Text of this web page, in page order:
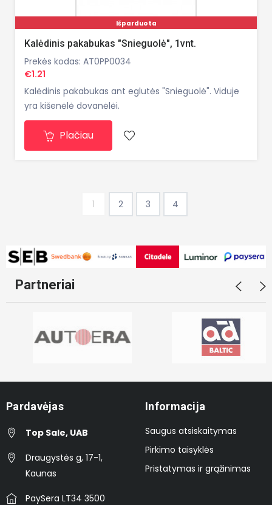
Išparduota
Kalėdinis pakabukas "Snieguolė", 1vnt.
Prekės kodas: AT0PP0034
€1.21
Kalėdinis pakabukas ant eglutės "Snieguolė". Viduje
yra kišenėlė dovanėlėi.
Plačiau
1 2 3 4
Partneriai
Pardavėjas
Top Sale, UAB
Draugystės g, 17-1,
Kaunas
PaySera LT34 3500
Informacija
Saugus atsiskaitymas
Pirkimo taisyklės
Pristatymas ir grąžinimas